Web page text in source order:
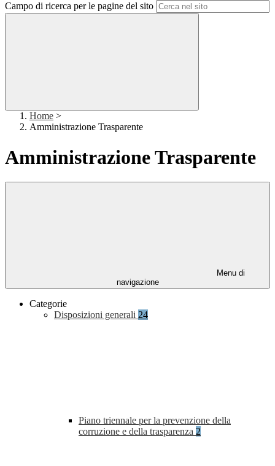
Campo di ricerca per le pagine del sito
Home >
Amministrazione Trasparente
Amministrazione Trasparente
Menu di
navigazione
Categorie
Disposizioni generali 24
Piano triennale per la prevenzione della
corruzione e della trasparenza 2